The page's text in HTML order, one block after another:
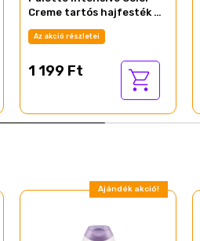
Creme tartós hajfesték 6-
99 intenzív ibolya
Az akció részletei
1 199 Ft
Ajándék akció!